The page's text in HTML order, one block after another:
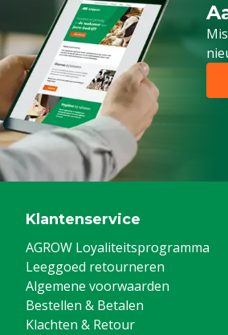
Klantenservice
AGROW Loyaliteitsprogramma
Leeggoed retourneren
Algemene voorwaarden
Bestellen & Betalen
Klachten & Retour